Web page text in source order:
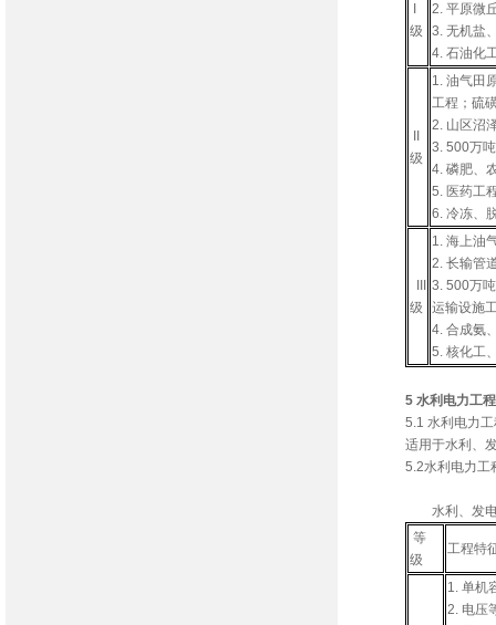
级
2. 平原微
3. 无机盐
4. 石油化
级
1. 油气田
工程；硫
2. 山区沼
3. 500万
4. 磷肥、
5. 医药工
6. 冷冻、
级
1. 海上油
2. 长输管
3. 500万
运输设施
4. 合成氨
5. 核化工
5 水利电力工程
5.1 水利电力
适用于水利、
5.2水利电力工
水利、发电
等
级
工程
1. 单机
2. 电压